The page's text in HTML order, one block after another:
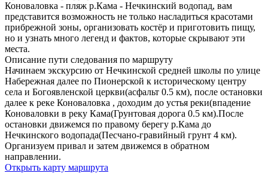
Коноваловка - пляж р.Кама - Нечкинский водопад, вам
представится возможность не только насладиться красотами
прибрежной зоны, организовать костёр и приготовить пищу,
но и узнать много легенд и фактов, которые скрывают эти
места.
Описание пути следования по маршруту
Начинаем экскурсию от Нечкинской средней школы по улице
Набережная далее по Пионерской к историческому центру
села и Богоявленской церкви(асфальт 0.5 км), после остановки
далее к реке Коноваловка , доходим до устья реки(впадение
Коноваловки в реку Кама(Грунтовая дорога 0.5 км).После
остановки движемся по правому берегу р.Кама до
Нечкинского водопада(Песчано-гравийный грунт 4 км).
Организуем привал и затем движемся в обратном
направлении.
Открыть карту маршрута